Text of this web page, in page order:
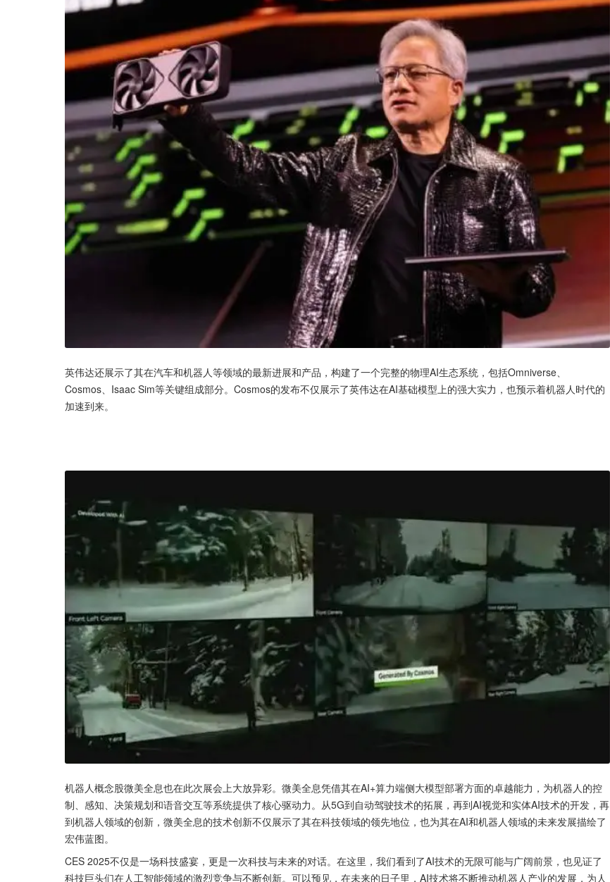
英伟达还展示了其在汽车和机器人等领域的最新进展和产品，构建了一个完整的物理AI生态系统，包括Omniverse、
Cosmos、Isaac Sim等关键组成部分。Cosmos的发布不仅展示了英伟达在AI基础模型上的强大实力，也预示着机器人时代的
加速到来。
机器人概念股微美全息也在此次展会上大放异彩。微美全息凭借其在AI+算力端侧大模型部署方面的卓越能力，为机器人的控
制、感知、决策规划和语音交互等系统提供了核心驱动力。从5G到自动驾驶技术的拓展，再到AI视觉和实体AI技术的开发，再
到机器人领域的创新，微美全息的技术创新不仅展示了其在科技领域的领先地位，也为其在AI和机器人领域的未来发展描绘了
宏伟蓝图。
CES 2025不仅是一场科技盛宴，更是一次科技与未来的对话。在这里，我们看到了AI技术的无限可能与广阔前景，也见证了
科技巨头们在人工智能领域的激烈竞争与不断创新。可以预见，在未来的日子里，AI技术将不断推动机器人产业的发展，为人